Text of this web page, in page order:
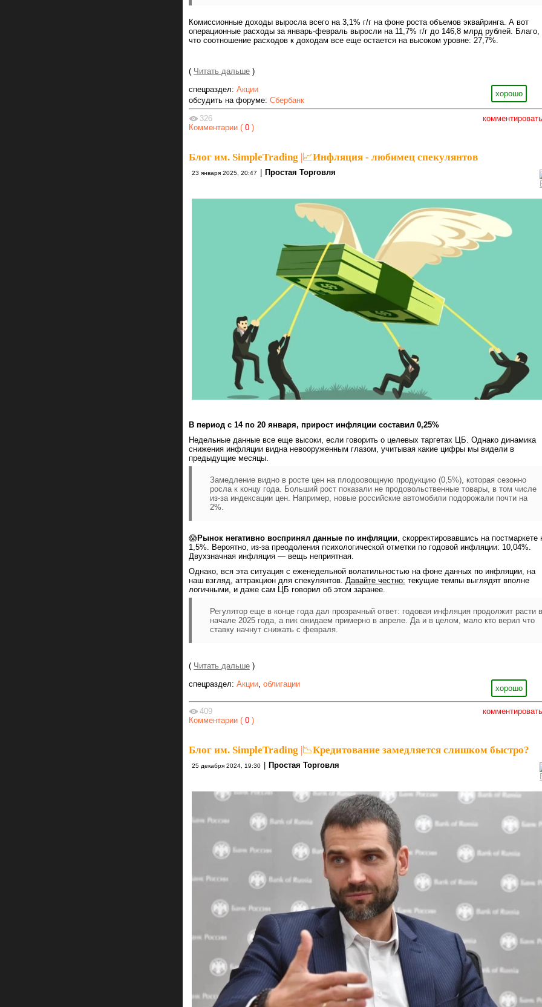
Комиссионные доходы выросла всего на 3,1% г/г на фоне роста объемов эквайринга. А вот
операционные расходы за январь-февраль выросли на 11,7% г/г до 146,8 млрд рублей. Благо,
что соотношение расходов к доходам все еще остается на высоком уровне: 27,7%.
( Читать дальше )
хорошо
спецраздел: Акции
обсудить на форуме: Сбербанк
комментировать
326
Комментарии ( 0 )
Блог им. SimpleTrading |📈Инфляция - любимец спекулянтов
23 января 2025, 20:47 Простая Торговля
В период с 14 по 20 января, прирост инфляции составил 0,25%
Недельные данные все еще высоки, если говорить о целевых таргетах ЦБ. Однако динамика
снижения инфляции видна невооруженным глазом, учитывая какие цифры мы видели в
предыдущие месяцы.
Замедление видно в росте цен на плодоовощную продукцию (0,5%), которая сезонно
росла к концу года. Больший рост показали не продовольственные товары, в том числе
из-за индексации цен. Например, новые российские автомобили подорожали почти на
2%.
😱Рынок негативно воспринял данные по инфляции , скорректировавшись на постмаркете
1,5%. Вероятно, из-за преодоления психологической отметки по годовой инфляции: 10,04%.
Двухзначная инфляция — вещь неприятная.
Однако, вся эта ситуация с еженедельной волатильностью на фоне данных по инфляции, на
наш взгляд, аттракцион для спекулянтов. Давайте честно: текущие темпы выглядят вполне
логичными, и даже сам ЦБ говорил об этом заранее.
Регулятор еще в конце года дал прозрачный ответ: годовая инфляция продолжит расти в
начале 2025 года, а пик ожидаем примерно в апреле. Да и в целом, мало кто верил что
ставку начнут снижать с февраля.
( Читать дальше )
хорошо
спецраздел: Акции, облигации
комментировать
409
Комментарии ( 0 )
Блог им. SimpleTrading |📉Кредитование замедляется слишком быстро?
25 декабря 2024, 19:30 | Простая Торговля